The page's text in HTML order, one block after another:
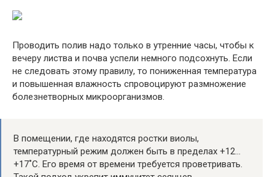
Проводить полив надо только в утренние часы, чтобы к
вечеру листва и почва успели немного подсохнуть. Если
не следовать этому правилу, то пониженная температура
и повышенная влажность спровоцируют размножение
болезнетворных микроорганизмов.
В помещении, где находятся ростки виолы,
температурный режим должен быть в пределах +12…
+17˚C. Его время от времени требуется проветривать.